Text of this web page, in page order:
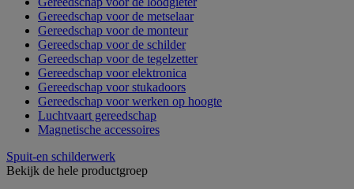
Gereedschap voor de metselaar
Gereedschap voor de monteur
Gereedschap voor de schilder
Gereedschap voor de tegelzetter
Gereedschap voor elektronica
Gereedschap voor stukadoors
Gereedschap voor werken op hoogte
Luchtvaart gereedschap
Magnetische accessoires
Spuit-en schilderwerk
Bekijk de hele productgroep